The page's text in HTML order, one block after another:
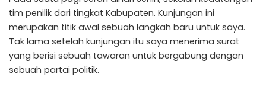
tim penilik dari tingkat Kabupaten. Kunjungan ini
merupakan titik awal sebuah langkah baru untuk saya.
Tak lama setelah kunjungan itu saya menerima surat
yang berisi sebuah tawaran untuk bergabung dengan
sebuah partai politik.